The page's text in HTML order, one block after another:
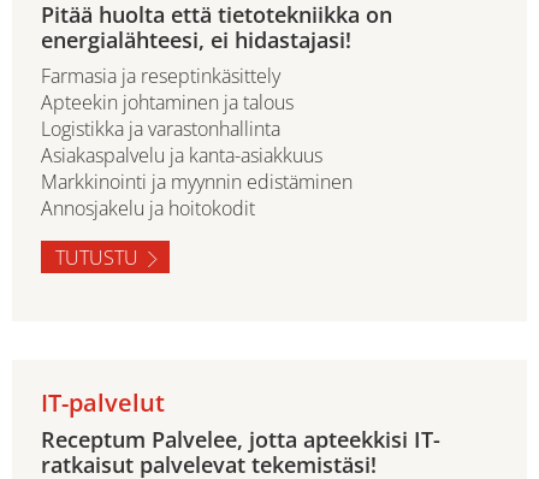
Pitää huolta että tietotekniikka on
energialähteesi, ei hidastajasi!
Farmasia ja reseptinkäsittely
Apteekin johtaminen ja talous
Logistikka ja varastonhallinta
Asiakaspalvelu ja kanta-asiakkuus
Markkinointi ja myynnin edistäminen
Annosjakelu ja hoitokodit
TUTUSTU
IT-palvelut
Receptum Palvelee, jotta apteekkisi IT-
ratkaisut palvelevat tekemistäsi!